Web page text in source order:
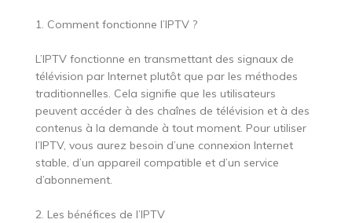
1. Comment fonctionne l’IPTV ?
L’IPTV fonctionne en transmettant des signaux de
télévision par Internet plutôt que par les méthodes
traditionnelles. Cela signifie que les utilisateurs
peuvent accéder à des chaînes de télévision et à des
contenus à la demande à tout moment. Pour utiliser
l’IPTV, vous aurez besoin d’une connexion Internet
stable, d’un appareil compatible et d’un service
d’abonnement.
2. Les bénéfices de l’IPTV